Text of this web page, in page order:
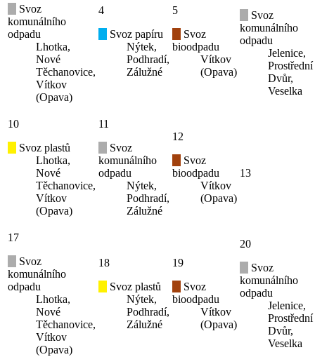
Svoz
komunálního
odpadu
Lhotka,
Nové
Těchanovice,
Vítkov
(Opava)
4
Svoz papíru
Nýtek,
Podhradí,
Zálužné
5
Svoz
bioodpadu
Vítkov
(Opava)
Svoz
komunálního
odpadu
Jelenice,
Prostřední
Dvůr,
Veselka
10
Svoz plastů
Lhotka,
Nové
Těchanovice,
Vítkov
(Opava)
11
Svoz
komunálního
odpadu
Nýtek,
Podhradí,
Zálužné
12
Svoz
bioodpadu
Vítkov
(Opava)
13
17
Svoz
komunálního
odpadu
Lhotka,
Nové
Těchanovice,
Vítkov
(Opava)
18
Svoz plastů
Nýtek,
Podhradí,
Zálužné
19
Svoz
bioodpadu
Vítkov
(Opava)
20
Svoz
komunálního
odpadu
Jelenice,
Prostřední
Dvůr,
Veselka